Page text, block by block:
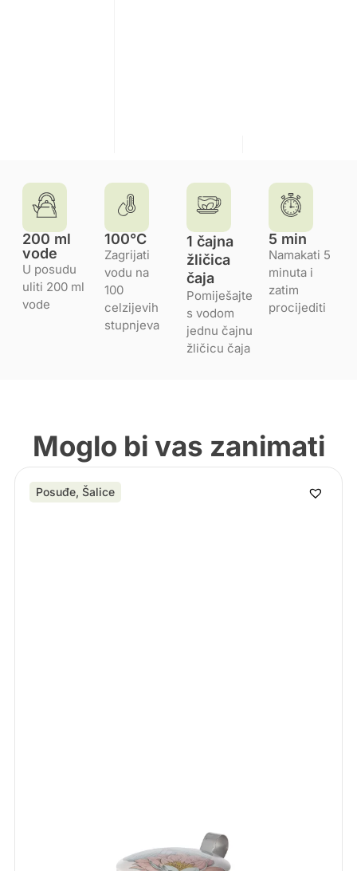
200 ml
vode
U posudu
uliti 200 ml
vode
100°C
Zagrijati
vodu na
100
celzijevih
stupnjeva
1 čajna
žličica
čaja
Pomiješajte
s vodom
jednu čajnu
žličicu čaja
5 min
Namakati 5
minuta i
zatim
procijediti
Moglo bi vas zanimati
Posuđe, Šalice